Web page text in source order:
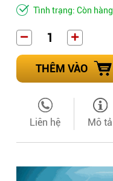
Tình trạng: Còn hàng
THÊM VÀO
Liên hệ Mô tả